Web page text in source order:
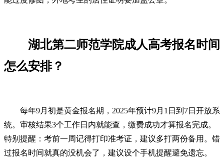
湖北第二师范学院成人高考报名时间
怎么安排？
每年9月初是黄金报名期，2025年预计9月1日到7日开放系
统。审核结果3个工作日内就能查，缴费成功才算报名完成。
特别提醒：考前一周记得打印准考证，建议多打两份备用。错
过报名时间就真的没机会了，建议设个手机提醒避免遗忘。